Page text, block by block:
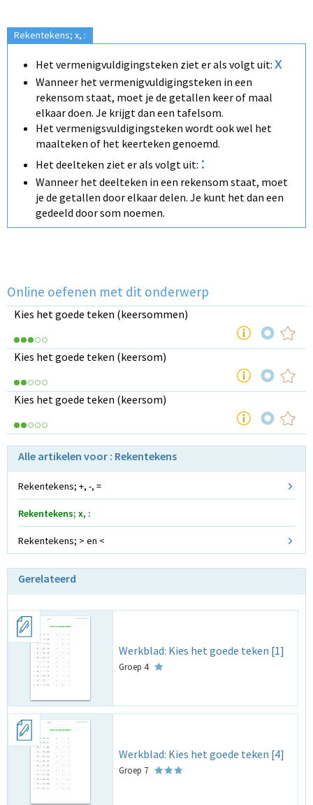
Rekentekens; x, :
Het vermenigvuldigingsteken ziet er als volgt uit: x
Wanneer het vermenigvuldigingsteken in een
rekensom staat, moet je de getallen keer of maal
elkaar doen. Je krijgt dan een tafelsom.
Het vermenigsvuldigingsteken wordt ook wel het
maalteken of het keerteken genoemd.
Het deelteken ziet er als volgt uit: :
Wanneer het deelteken in een rekensom staat, moet
je de getallen door elkaar delen. Je kunt het dan een
gedeeld door som noemen.
Online oefenen met dit onderwerp
Kies het goede teken (keersommen)
Kies het goede teken (keersom)
Kies het goede teken (keersom)
Alle artikelen voor : Rekentekens
Rekentekens; +, -, =
Rekentekens; x, :
Rekentekens; > en <
Gerelateerd
Werkblad: Kies het goede teken [1]
Groep 4
Werkblad: Kies het goede teken [4]
Groep 7